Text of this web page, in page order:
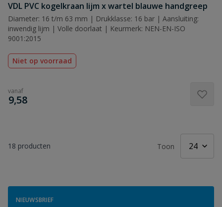
VDL PVC kogelkraan lijm x wartel blauwe handgreep
Diameter: 16 t/m 63 mm | Drukklasse: 16 bar | Aansluiting:
inwendig lijm | Volle doorlaat | Keurmerk: NEN-EN-ISO
9001:2015
Niet op voorraad
vanaf
€
9,58
18 producten Toon
NIEUWSBRIEF